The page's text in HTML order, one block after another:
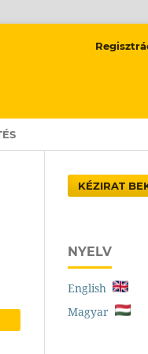
KÉZIRAT
NYELV
English
Magyar